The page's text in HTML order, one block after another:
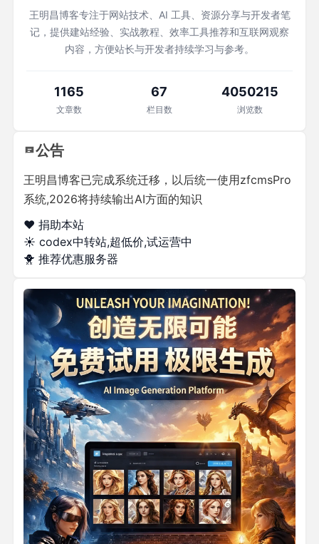
王明昌博客专注于网站技术、AI 工具、资源分享与开发者笔
记，提供建站经验、实战教程、效率工具推荐和互联网观察
内容，方便站长与开发者持续学习与参考。
1165
文章数
67
栏目数
4050215
浏览数
公告
王明昌博客已完成系统迁移，以后统一使用zfcmsPro
系统,2026将持续输出AI方面的知识
❤️ 捐助本站
☀️ codex中转站,超低价,试运营中
🐥 推荐优惠服务器